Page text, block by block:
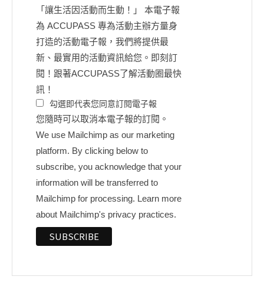
「讓生活因活動而生動！」 本電子報
為 ACCUPASS 專為活動主辦方量身
打造的活動電子報，我們將提供最
新、最實用的活動資訊給您。即刻訂
閱！跟著ACCUPASS了解活動圈最快
訊！
勾選即代表您同意訂閱電子報
您隨時可以取消本電子報的訂閱。
We use Mailchimp as our marketing
platform. By clicking below to
subscribe, you acknowledge that your
information will be transferred to
Mailchimp for processing. Learn more
about Mailchimp's privacy practices.